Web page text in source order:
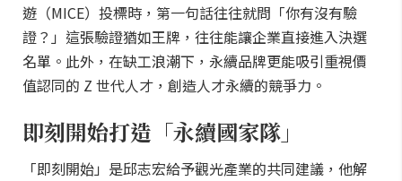
遊（MICE）投標時，第一句話往往就問「你有沒有驗
證？」這張驗證猶如王牌，往往能讓企業直接進入決選
名單。此外，在缺工浪潮下，永續品牌更能吸引重視價
值認同的 Z 世代人才，創造人才永續的競爭力。
即刻開始打造「永續國家隊」
「即刻開始」是邱志宏給予觀光產業的共同建議，他解